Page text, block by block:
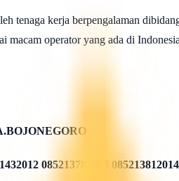
tenaga kerja berpengalaman
operator yang ada di
085213782013